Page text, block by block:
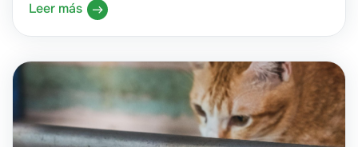
Leer más